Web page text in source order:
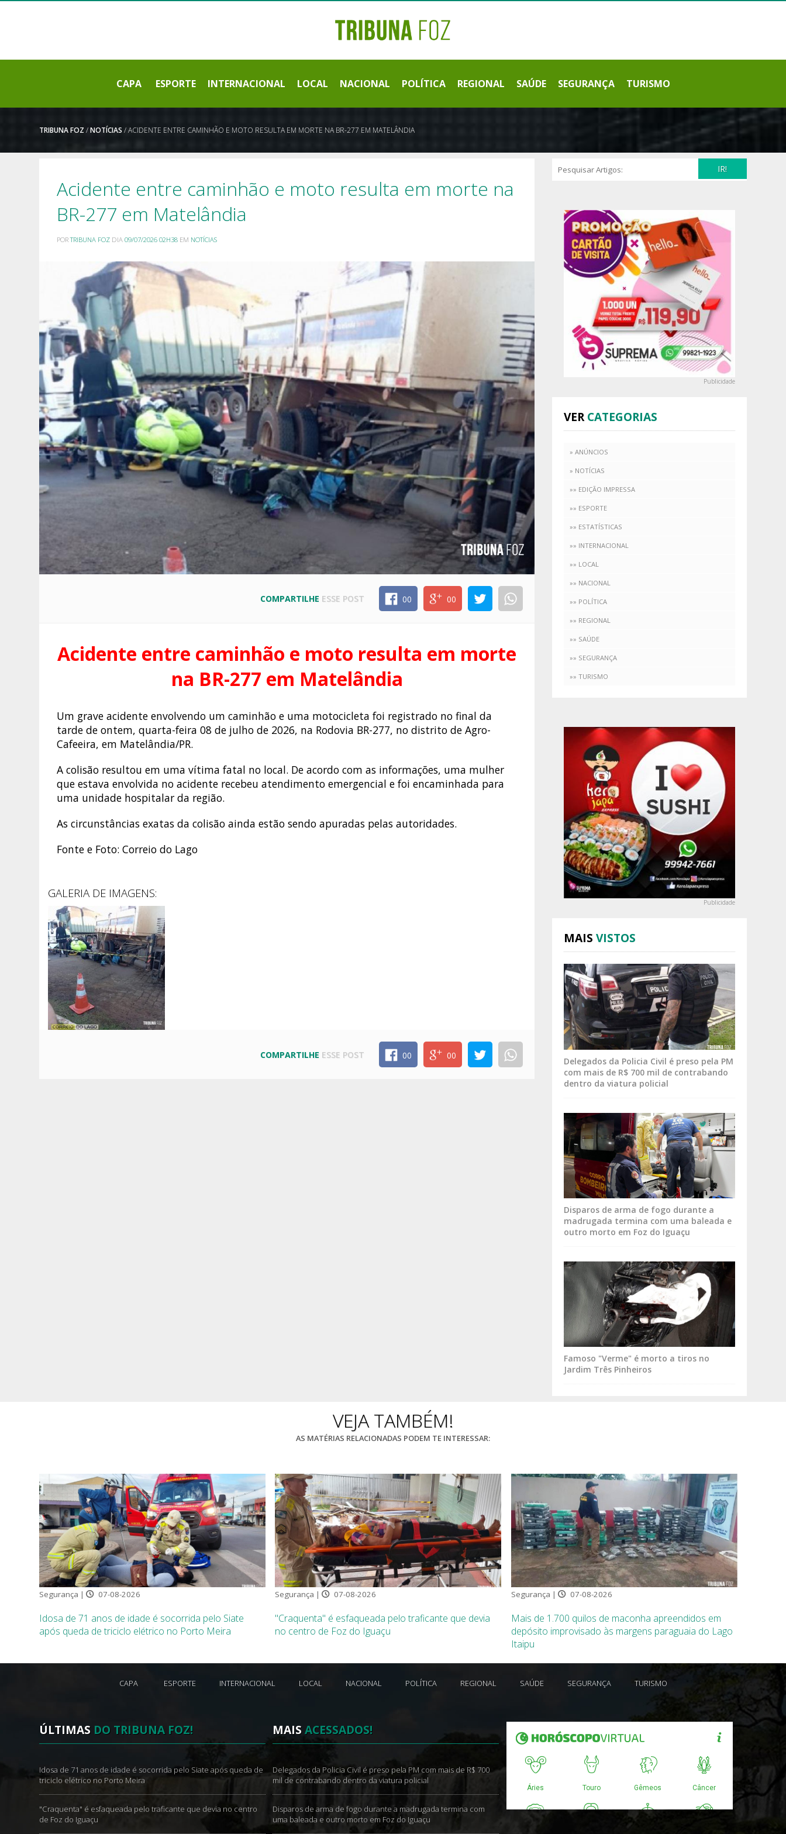
CAPA ESPORTE INTERNACIONAL LOCAL NACIONAL POLÍTICA REGIONAL SAÚDE SEGURANÇA TURISMO
TRIBUNA FOZ /NOTÍCIAS / ACIDENTE ENTRE CAMINHÃO E MOTO RESULTA EM MORTE NA BR-277 EM MATELÂNDIA
Acidente entre caminhão e moto resulta em morte na
BR-277 em Matelândia
PORTRIBUNA FOZ DIA09/07/2026 02H38 EM NOTÍCIAS
COMPARTILHE ESSE POST 00 00
Acidente entre caminhão e moto resulta em morte
na BR-277 em Matelândia
Um grave acidente envolvendo um caminhão e uma motocicleta foi registrado no final da
tarde de ontem, quarta-feira 08 de julho de 2026, na Rodovia BR-277, no distrito de Agro-
Cafeeira, em Matelândia/PR.
A colisão resultou em uma vítima fatal no local. De acordo com as informações, uma mulher
que estava envolvida no acidente recebeu atendimento emergencial e foi encaminhada para
uma unidade hospitalar da região.
As circunstâncias exatas da colisão ainda estão sendo apuradas pelas autoridades.
Fonte e Foto: Correio do Lago
GALERIA DE IMAGENS:
COMPARTILHE ESSE POST 00 00
IR!
Publicidade
VERCATEGORIAS
» ANÚNCIOS
» NOTÍCIAS
»» EDIÇÃO IMPRESSA
»» ESPORTE
»» ESTATÍSTICAS
»» INTERNACIONAL
»» LOCAL
»» NACIONAL
»» POLÍTICA
»» REGIONAL
»» SAÚDE
»» SEGURANÇA
»» TURISMO
Publicidade
MAIS VISTOS
Delegados da Policia Civil é preso pela PM
com mais de R$ 700 mil de contrabando
dentro da viatura policial
Disparos de arma de fogo durante a
madrugada termina com uma baleada e
outro morto em Foz do Iguaçu
Famoso "Verme" é morto a tiros no
Jardim Três Pinheiros
VEJA TAMBÉM!
AS MATÉRIAS RELACIONADAS PODEM TE INTERESSAR:
Segurança | 07-08-2026
Idosa de 71 anos de idade é socorrida pelo Siate
após queda de triciclo elétrico no Porto Meira
Segurança | 07-08-2026
"Craquenta" é esfaqueada pelo traficante que devia
no centro de Foz do Iguaçu
Segurança | 07-08-2026
Mais de 1.700 quilos de maconha apreendidos em
depósito improvisado às margens paraguaia do Lago
Itaipu
CAPA ESPORTE INTERNACIONAL LOCAL NACIONAL POLÍTICA REGIONAL SAÚDE SEGURANÇA TURISMO
ÚLTIMAS DO TRIBUNA FOZ!
Idosa de 71 anos de idade é socorrida pelo Siate após queda de
triciclo elétrico no Porto Meira
"Craquenta" é esfaqueada pelo traficante que devia no centro
de Foz do Iguaçu
MAISACESSADOS!
Delegados da Policia Civil é preso pela PM com mais de R$ 700
mil de contrabando dentro da viatura policial
Disparos de arma de fogo durante a madrugada termina com
uma baleada e outro morto em Foz do Iguaçu